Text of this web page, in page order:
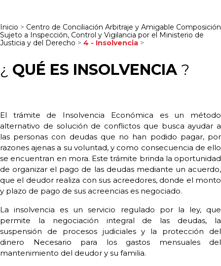
Inicio > Centro de Conciliación Arbitraje y Amigable Composición
Sujeto a Inspección, Control y Vigilancia por el Ministerio de
Justicia y del Derecho > 4 - Insolvencia >
¿ QUÉ ES INSOLVENCIA ?
El trámite de Insolvencia Económica es un método
alternativo de solución de conflictos que busca ayudar a
las personas con deudas que no han podido pagar, por
razones ajenas a su voluntad, y como consecuencia de ello
se encuentran en mora. Este trámite brinda la oportunidad
de organizar el pago de las deudas mediante un acuerdo,
que el deudor realiza con sus acreedores, donde el monto
y plazo de pago de sus acreencias es negociado.
La insolvencia es un servicio regulado por la ley, que
permite la negociación integral de las deudas, la
suspensión de procesos judiciales y la protección del
dinero Necesario para los gastos mensuales del
mantenimiento del deudor y su familia.